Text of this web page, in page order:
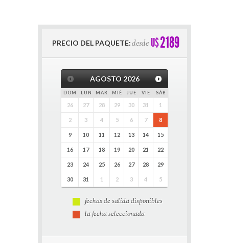
PRECIO DEL PAQUETE:desde U$2189
AGOSTO 2026
DOM LUN MAR MIÉ JUE VIE SÁB
26 27 28 29 30 31 1
2 3 4 5 6 7 8
9 10 11 12 13 14 15
16 17 18 19 20 21 22
23 24 25 26 27 28 29
30 31 1 2 3 4 5
fechas de salida disponibles
la fecha seleccionada